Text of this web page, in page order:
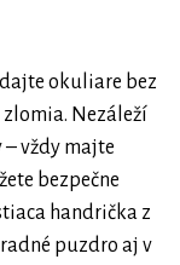
okuliare bez
Nezáleží
– vždy majte
bezpečne
handrička z
puzdro aj v